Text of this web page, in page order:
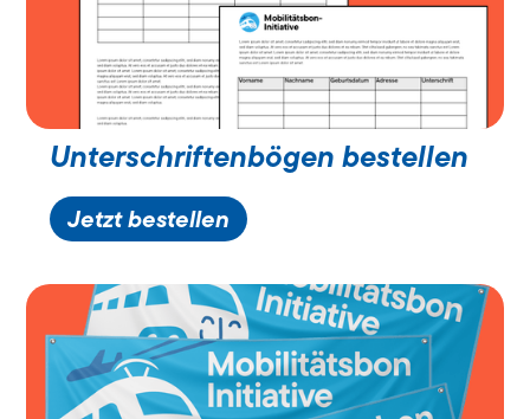
Unterschriftenbögen bestellen
Jetzt bestellen